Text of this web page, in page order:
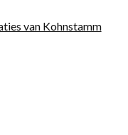
van Kohnstamm